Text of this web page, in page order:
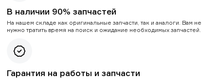
В наличии 90% запчастей
На нашем складе как оригинальные запчасти, так и аналоги. Вам не
нужно тратить время на поиск и ожидание необходимых запчастей.
Гарантия на работы и запчасти